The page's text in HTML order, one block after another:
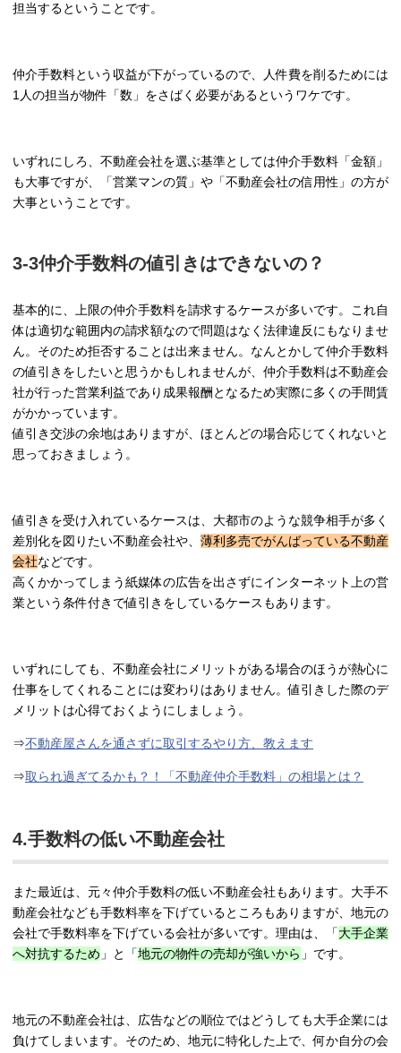
担当するということです。
仲介手数料という収益が下がっているので、人件費を削るためには
1人の担当が物件「数」をさばく必要があるというワケです。
いずれにしろ、不動産会社を選ぶ基準としては仲介手数料「金額」
も大事ですが、「営業マンの質」や「不動産会社の信用性」の方が
大事ということです。
3-3仲介手数料の値引きはできないの？
基本的に、上限の仲介手数料を請求するケースが多いです。これ自
体は適切な範囲内の請求額なので問題はなく法律違反にもなりませ
ん。そのため拒否することは出来ません。なんとかして仲介手数料
の値引きをしたいと思うかもしれませんが、仲介手数料は不動産会
社が行った営業利益であり成果報酬となるため実際に多くの手間賃
がかかっています。
値引き交渉の余地はありますが、ほとんどの場合応じてくれないと
思っておきましょう。
値引きを受け入れているケースは、大都市のような競争相手が多く
差別化を図りたい不動産会社や、 薄利多売でがんばっている不動産
会社などです。
高くかかってしまう紙媒体の広告を出さずにインターネット上の営
業という条件付きで値引きをしているケースもあります。
いずれにしても、不動産会社にメリットがある場合のほうが熱心に
仕事をしてくれることには変わりはありません。値引きした際のデ
メリットは心得ておくようにしましょう。
⇒不動産屋さんを通さずに取引するやり方、教えます
⇒取られ過ぎてるかも？！「不動産仲介手数料」の相場とは？
4.手数料の低い不動産会社
また最近は、元々仲介手数料の低い不動産会社もあります。大手不
動産会社なども手数料率を下げているところもありますが、地元の
会社で手数料率を下げている会社が多いです。理由は、「大手企業
へ対抗するため 」と「地元の物件の売却が強いから 」です。
地元の不動産会社は、広告などの順位ではどうしても大手企業には
負けてしまいます。そのため、地元に特化した上で、何か自分の会